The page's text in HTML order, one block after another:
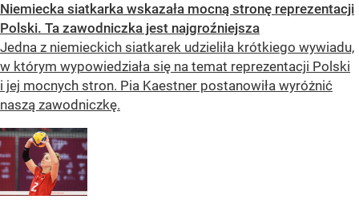
Niemiecka siatkarka wskazała mocną stronę reprezentacji
Polski. Ta zawodniczka jest najgroźniejsza
Jedna z niemieckich siatkarek udzieliła krótkiego wywiadu,
w którym wypowiedziała się na temat reprezentacji Polski
i jej mocnych stron. Pia Kaestner postanowiła wyróżnić
naszą zawodniczkę.